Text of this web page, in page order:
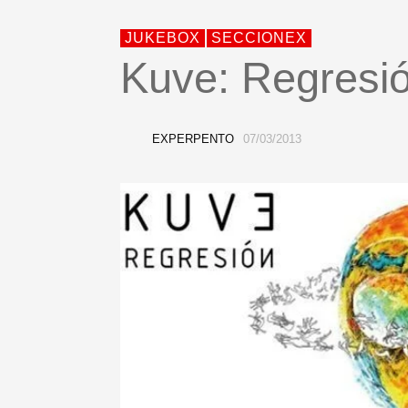
JUKEBOX SECCIONEX
Kuve:
EXPERPENTO 07/03/2013